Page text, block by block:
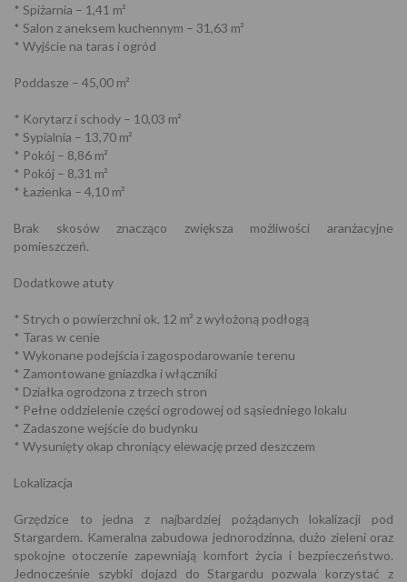
* Spiżarnia – 1,41 m²
* Salon z aneksem kuchennym – 31,63 m²
* Wyjście na taras i ogród
Poddasze – 45,00 m²
* Korytarz i schody – 10,03 m²
* Sypialnia – 13,70 m²
* Pokój – 8,86 m²
* Pokój – 8,31 m²
* Łazienka – 4,10 m²
Brak skosów znacząco zwiększa możliwości aranżacyjne
pomieszczeń.
Dodatkowe atuty
* Strych o powierzchni ok. 12 m² z wyłożoną podłogą
* Taras w cenie
* Wykonane podejścia i zagospodarowanie terenu
* Zamontowane gniazdka i włączniki
* Działka ogrodzona z trzech stron
* Pełne oddzielenie części ogrodowej od sąsiedniego lokalu
* Zadaszone wejście do budynku
* Wysunięty okap chroniący elewację przed deszczem
Lokalizacja
Grzędzice to jedna z najbardziej pożądanych lokalizacji pod
Stargardem. Kameralna zabudowa jednorodzinna, dużo zieleni oraz
spokojne otoczenie zapewniają komfort życia i bezpieczeństwo.
Jednocześnie szybki dojazd do Stargardu pozwala korzystać z